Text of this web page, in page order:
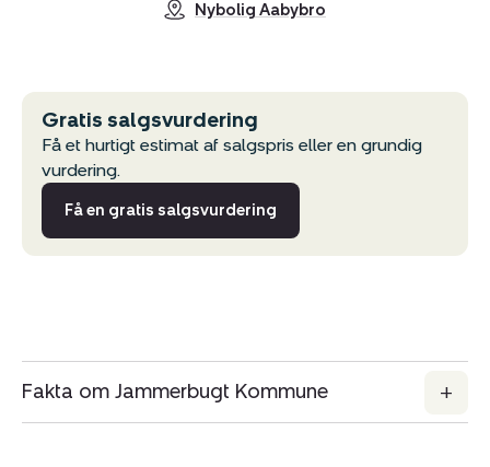
Nybolig Aabybro
Gratis salgsvurdering
Få et hurtigt estimat af salgspris eller en grundig
vurdering.
Få en gratis salgsvurdering
Fakta om Jammerbugt Kommune